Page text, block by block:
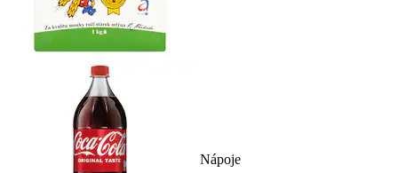
Nápoje